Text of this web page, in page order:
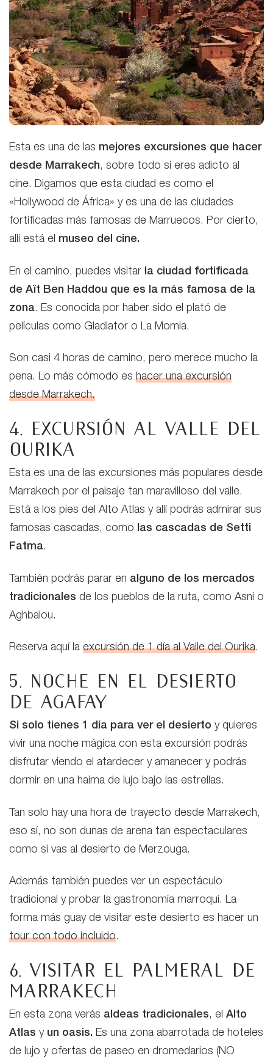
Esta es una de las mejores excursiones que hacer
desde Marrakech, sobre todo si eres adicto al
cine. Digamos que esta ciudad es como el
«Hollywood de África» y es una de las ciudades
fortificadas más famosas de Marruecos. Por cierto,
allí está el museo del cine.
En el camino, puedes visitar la ciudad fortificada
de Aït Ben Haddou que es la más famosa de la
zona. Es conocida por haber sido el plató de
películas como Gladiator o La Momia.
Son casi 4 horas de camino, pero merece mucho la
pena. Lo más cómodo es hacer una excursión
desde Marrakech.
4. Excursión al Valle del
Ourika
Esta es una de las excursiones más populares desde
Marrakech por el paisaje tan maravilloso del valle.
Está a los pies del Alto Atlas y allí podrás admirar sus
famosas cascadas, como las cascadas de Setti
Fatma.
También podrás parar en alguno de los mercados
tradicionales de los pueblos de la ruta, como Asni o
Aghbalou.
Reserva aquí la excursión de 1 día al Valle del Ourika.
5. Noche en el desierto
de Agafay
Si solo tienes 1 día para ver el desierto y quieres
vivir una noche mágica con esta excursión podrás
disfrutar viendo el atardecer y amanecer y podrás
dormir en una haima de lujo bajo las estrellas.
Tan solo hay una hora de trayecto desde Marrakech,
eso sí, no son dunas de arena tan espectaculares
como si vas al desierto de Merzouga.
Además también puedes ver un espectáculo
tradicional y probar la gastronomía marroquí. La
forma más guay de visitar este desierto es hacer un
tour con todo incluido.
6. Visitar el Palmeral de
Marrakech
En esta zona verás aldeas tradicionales, el Alto
Atlas y un oasis. Es una zona abarrotada de hoteles
de lujo y ofertas de paseo en dromedarios (NO